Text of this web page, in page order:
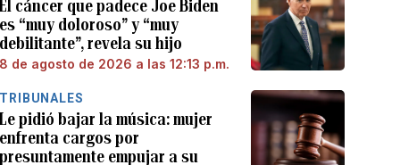
El cáncer que padece Joe Biden
es “muy doloroso” y “muy
debilitante”, revela su hijo
8 de agosto de 2026 a las 12:13 p.m.
TRIBUNALES
Le pidió bajar la música: mujer
enfrenta cargos por
presuntamente empujar a su